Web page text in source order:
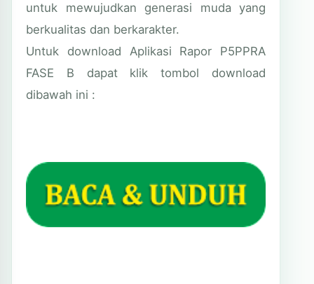
untuk mewujudkan generasi muda yang
berkualitas dan berkarakter.
Untuk download Aplikasi Rapor P5PPRA
FASE B dapat klik tombol download
dibawah ini :